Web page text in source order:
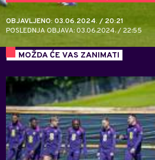
OBJAVLJENO: 03.06.2024. / 20:21
POSLEDNJA OBJAVA: 03.06.2024. / 22:55
MOŽDA ĆE VAS ZANIMATI